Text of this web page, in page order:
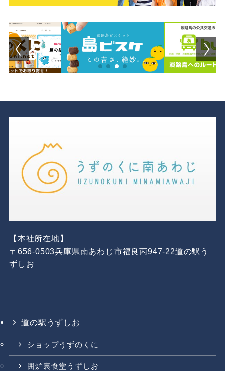
【本社所在地】
〒656-0503兵庫県南あわじ市福良丙947-22道の駅う
ずしお
道の駅うずしお
ショップうずのくに
囲炉裏食堂うずしお